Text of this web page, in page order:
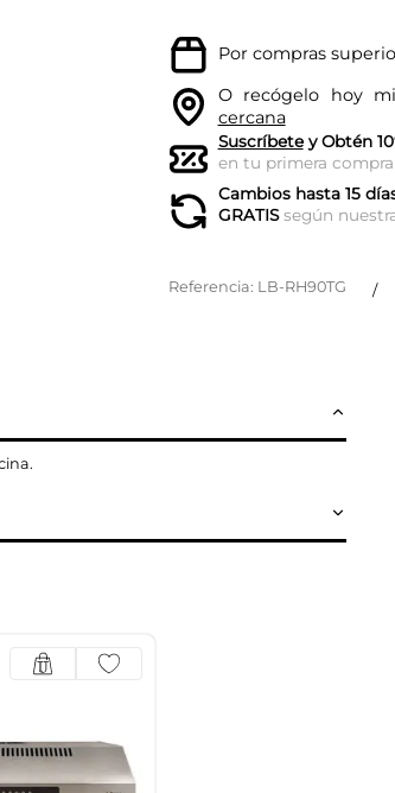
Por compras
O recógelo hoy
cercana
Suscríbetey Obtén
en tu primera compra
Cambios hasta 15
GRATISsegún
Referencia: LB-RH90TG /